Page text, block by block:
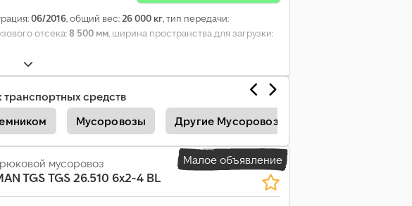
9
2
1
8
8
5
7
06/2016, общий вес:26 000 кг, тип передачи:
отсека:8 500 мм, ширина пространства для загрузки:
средств
Мусоровозы Другие Мусоровозы
Малое объявление
мусоровоз
TGSTGS 26.510 6x2-4 BL